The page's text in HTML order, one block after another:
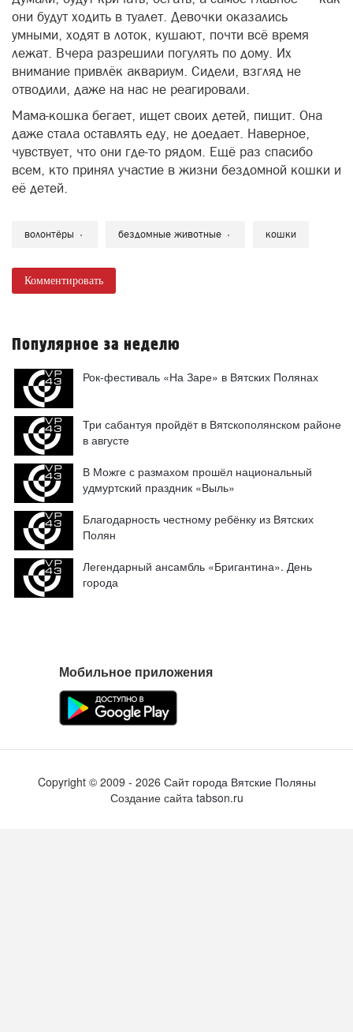
они будут ходить в туалет. Девочки оказались
умными, ходят в лоток, кушают, почти всё время
лежат. Вчера разрешили погулять по дому. Их
внимание привлёк аквариум. Сидели, взгляд не
отводили, даже на нас не реагировали.
Мама-кошка бегает, ищет своих детей, пищит. Она
даже стала оставлять еду, не доедает. Наверное,
чувствует, что они где-то рядом. Ещё раз спасибо
всем, кто принял участие в жизни бездомной кошки и
её детей.
волонтёры бездомные животные кошки
Комментировать
Популярное за неделю
Рок-фестиваль «На Заре» в Вятских Полянах
Три сабантуя пройдёт в Вятскополянском районе
в августе
В Можге с размахом прошёл национальный
удмуртский праздник «Выль»
Благодарность честному ребёнку из Вятских
Полян
Легендарный ансамбль «Бригантина». День
города
Мобильное приложения
Copyright © 2009 - 2026 Сайт города Вятские Поляны
Создание сайта tabson.ru